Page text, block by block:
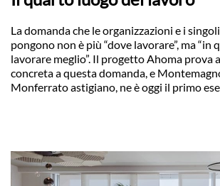
La domanda che le organizzazioni e i
pongono non è più “dove lavorare”, ma “in
lavorare meglio”. Il progetto Ahoma prova
concreta a questa domanda, e
Monferrato astigiano, ne è oggi il primo